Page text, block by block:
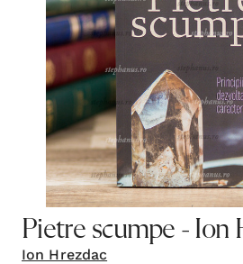
Pietre scumpe - Ion
Ion Hrezdac